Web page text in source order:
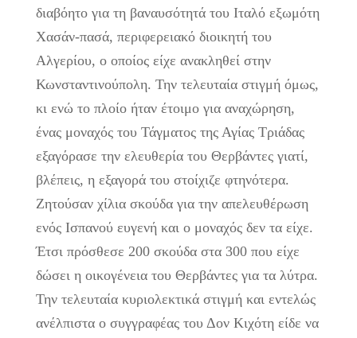
διαβόητο για τη βαναυσότητά του Ιταλό εξωμότη
Χασάν-πασά, περιφερειακό διοικητή του
Αλγερίου, ο οποίος είχε ανακληθεί στην
Κωνσταντινούπολη. Την τελευταία στιγμή όμως,
κι ενώ το πλοίο ήταν έτοιμο για αναχώρηση,
ένας μοναχός του Τάγματος της Αγίας Τριάδας
εξαγόρασε την ελευθερία του Θερβάντες γιατί,
βλέπεις, η εξαγορά του στοίχιζε φτηνότερα.
Ζητούσαν χίλια σκούδα για την απελευθέρωση
ενός Ισπανού ευγενή και ο μοναχός δεν τα είχε.
Έτσι πρόσθεσε 200 σκούδα στα 300 που είχε
δώσει η οικογένεια του Θερβάντες για τα λύτρα.
Την τελευταία κυριολεκτικά στιγμή και εντελώς
ανέλπιστα ο συγγραφέας του Δον Κιχότη είδε να